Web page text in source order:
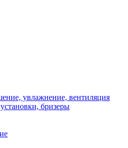
увлажнение, вентиляция
бризеры